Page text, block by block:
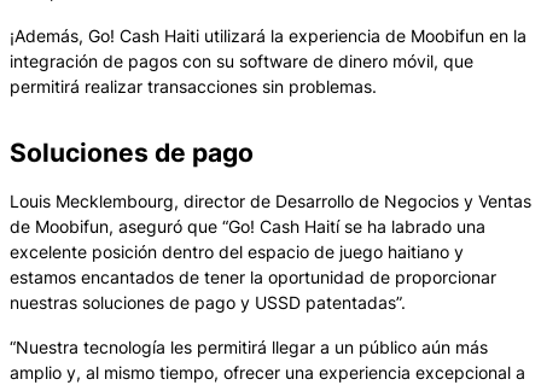
¡Además, Go! Cash Haiti utilizará la experiencia de Moobifun en la
integración de pagos con su software de dinero móvil, que
permitirá realizar transacciones sin problemas.
Soluciones de pago
Louis Mecklembourg, director de Desarrollo de Negocios y Ventas
de Moobifun, aseguró que “Go! Cash Haití se ha labrado una
excelente posición dentro del espacio de juego haitiano y
estamos encantados de tener la oportunidad de proporcionar
nuestras soluciones de pago y USSD patentadas”.
“Nuestra tecnología les permitirá llegar a un público aún más
amplio y, al mismo tiempo, ofrecer una experiencia excepcional a